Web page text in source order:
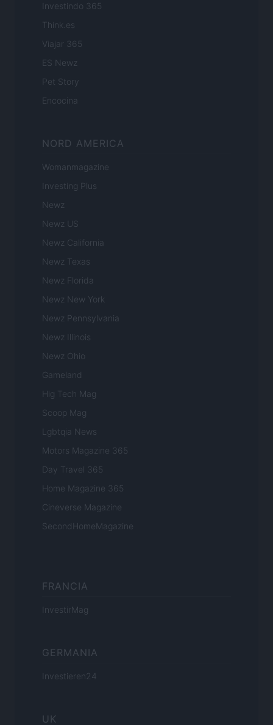
Investindo 365
Think.es
Viajar 365
ES Newz
Pet Story
Encocina
NORD AMERICA
Womanmagazine
Investing Plus
Newz
Newz US
Newz California
Newz Texas
Newz Florida
Newz New York
Newz Pennsylvania
Newz Illinois
Newz Ohio
Gameland
Hig Tech Mag
Scoop Mag
Lgbtqia News
Motors Magazine 365
Day Travel 365
Home Magazine 365
Cineverse Magazine
SecondHomeMagazine
FRANCIA
InvestirMag
GERMANIA
Investieren24
UK